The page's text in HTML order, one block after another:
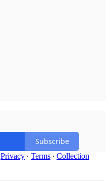
Subscribe
Privacy ∙ Terms ∙ Collection